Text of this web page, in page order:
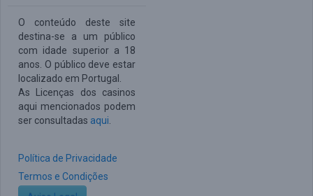
O conteúdo deste site
destina-se a um público
com idade superior a 18
anos. O público deve estar
localizado em Portugal.
As Licenças dos casinos
aqui mencionados podem
ser consultadas aqui
Política de Privacidade
Termos e Condições